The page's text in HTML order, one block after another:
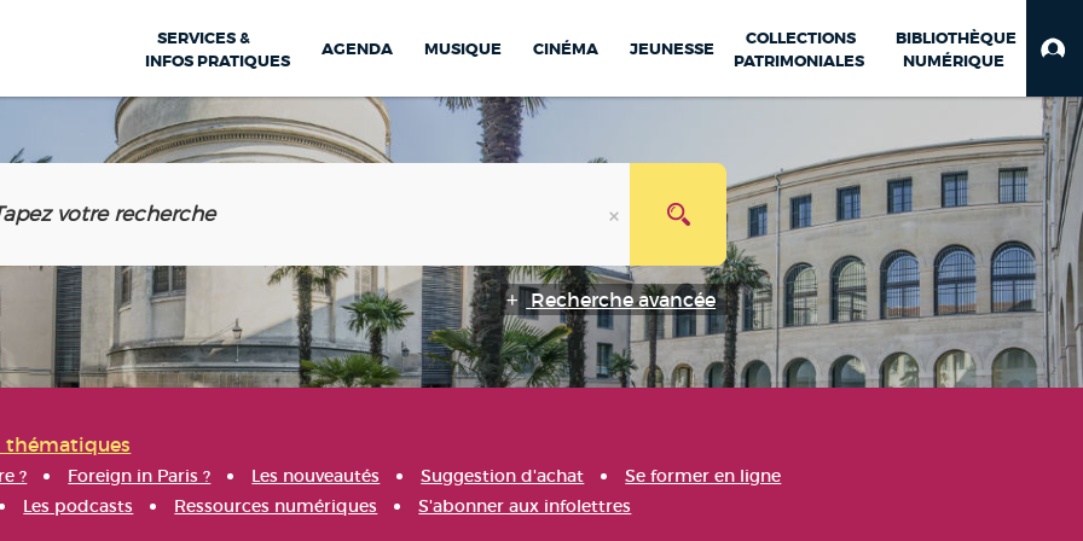
SERVICES &
INFOS PRATIQUES
AGENDA MUSIQUE CINÉMA JEUNESSE
COLLECTIONS
PATRIMONIALES
BIBLIOTHÈQUE
NUMÉRIQUE
Recherche avancée
thématiques
? Foreign in Paris ? Les nouveautés Suggestion d'achat
Se former en ligne
Les podcasts Ressources numériques S'abonner aux infolettres